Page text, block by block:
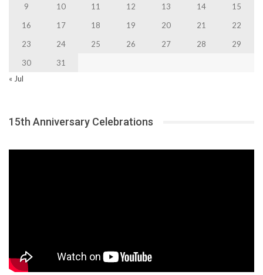
9
10 11 12 13 14
15
16
17 18 19 20 21
22
23
24 25 26 27 28
29
30
31
« Jul
15th Anniversary Celebrations